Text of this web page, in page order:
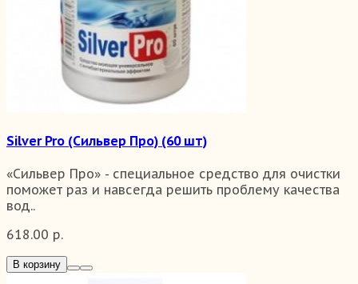
Silver Pro (Сильвер Про) (60 шт)
«Сильвер Про» - специальное средство для очистки
поможет раз и навсегда решить проблему качества
вод..
618.00 р.
В корзину